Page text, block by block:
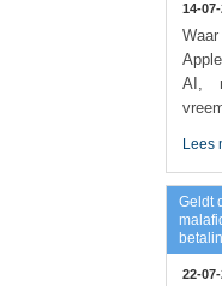
14-
AI,
Lees
Geldt
22-